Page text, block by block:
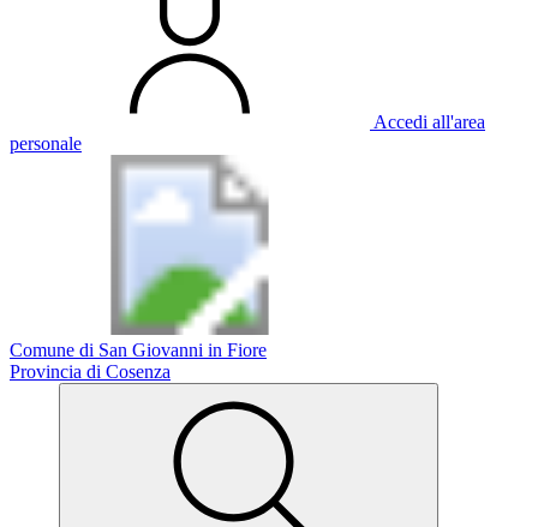
Accedi all'area
personale
Comune di San Giovanni in Fiore
Provincia di Cosenza